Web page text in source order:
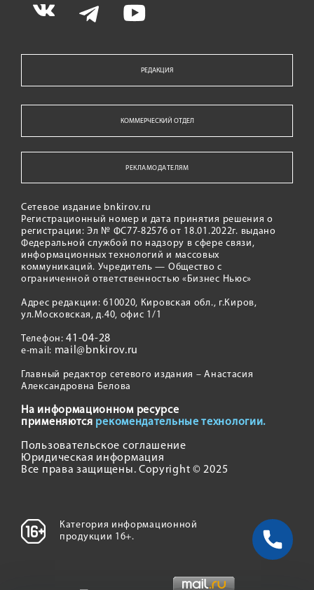
РЕДАКЦИЯ
КОММЕРЧЕСКИЙ ОТДЕЛ
РЕКЛАМОДАТЕЛЯМ
Сетевое издание bnkirov.ru
Регистрационный номер и дата принятия решения о
регистрации: Эл № ФС77-82576 от 18.01.2022г. выдано
Федеральной службой по надзору в сфере связи,
информационных технологий и массовых
коммуникаций. Учредитель — Общество с
ограниченной ответственностью «Бизнес Ньюс»
Адрес редакции: 610020, Кировская обл., г.Киров,
ул.Московская, д.40, офис 1/1
Телефон:41-04-28
e-mail: mail@bnkirov.ru
Главный редактор сетевого издания – Анастасия
Александровна Белова
На информационном ресурсе
применяются рекомендательные технологии.
Пользовательское соглашение
Юридическая информация
Все права защищены. Copyright © 2025
Категория информационной
продукции 16+.